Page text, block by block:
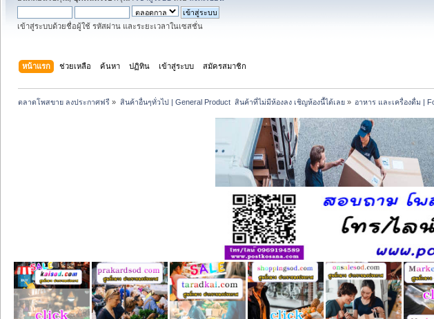
เข้าสู่ระบบด้วยชื่อผู้ใช้ รหัสผ่าน และระยะเวลาในเซสชั่น
หน้าแรก ช่วยเหลือ ค้นหา ปฏิทิน เข้าสู่ระบบ สมัครสมาชิก
ตลาดโพสขาย ลงประกาศฟรี » สินค้าอื่นๆทั่วไป | General Product  สินค้าที่ไม่มีห้องลง เชิญห้องนี้ได้เลย» อาหาร และเครื่องดื่ม |